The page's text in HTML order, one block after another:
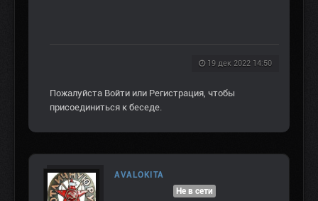
19 дек 2022 14:50
Пожалуйста Войти или Регистрация, чтобы
присоединиться к беседе.
AVALOKITA
Не в сети